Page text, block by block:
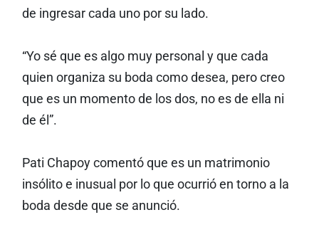
de ingresar cada uno por su lado.
“Yo sé que es algo muy personal y que cada
quien organiza su boda como desea, pero creo
que es un momento de los dos, no es de ella ni
de él”.
Pati Chapoy comentó que es un matrimonio
insólito e inusual por lo que ocurrió en torno a la
boda desde que se anunció.